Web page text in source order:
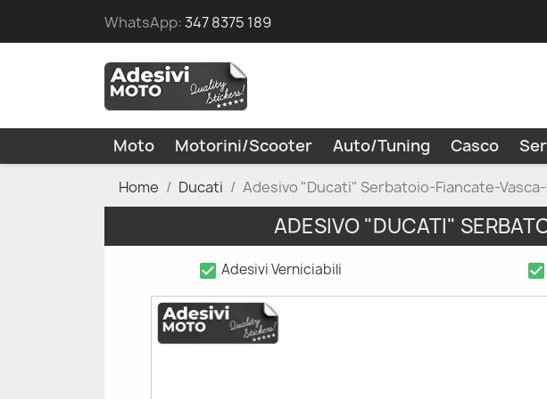
WhatsApp:347 8375 189
Moto Motorini/Scooter Auto/Tuning Casco
Home Ducati Adesivo "Ducati" Serbatoio-Fiancate-
ADESIVO "DUCATI"
check_box Adesivi Verniciabili check_box